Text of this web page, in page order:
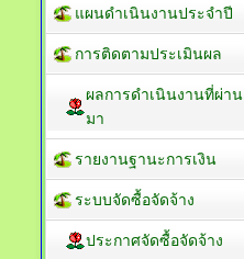
แผนดำเนินงานประจำปี
การติดตามประเมินผล
ผลการดำเนินงานที่ผ่าน
มา
รายงานฐานะการเงิน
ระบบจัดซื้อจัดจ้าง
ประกาศจัดซื้อจัดจ้าง